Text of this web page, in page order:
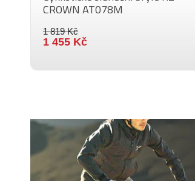
CROWN AT078M
1 819 Kč
1 455 Kč